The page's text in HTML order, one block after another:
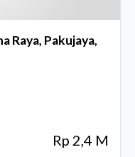
Raya, Pakujaya,
Rp 2,4 M